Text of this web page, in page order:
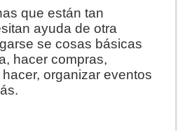
que están tan
ayuda de otra
se cosas básicas
hacer compras,
organizar eventos